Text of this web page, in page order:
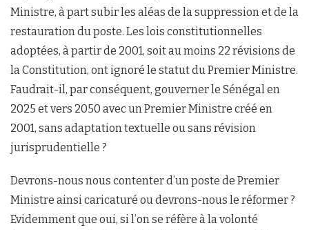
Ministre, à part subir les aléas de la suppression et de la
restauration du poste. Les lois constitutionnelles
adoptées, à partir de 2001, soit au moins 22 révisions de
la Constitution, ont ignoré le statut du Premier Ministre.
Faudrait-il, par conséquent, gouverner le Sénégal en
2025 et vers 2050 avec un Premier Ministre créé en
2001, sans adaptation textuelle ou sans révision
jurisprudentielle ?
Devrons-nous nous contenter d’un poste de Premier
Ministre ainsi caricaturé ou devrons-nous le réformer ?
Evidemment que oui, si l’on se réfère à la volonté